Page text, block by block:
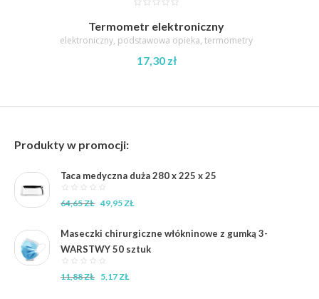
Termometr elektroniczny
elektroniczny, podstawowa opieka,termometry
17,30 zł
Produkty w promocji:
Taca medyczna duża 280 x 225 x 25
64,65ZŁ Pierwotna
wynosiła:
64,65 zł.
49,95ZŁAktualna
wynosi:
49,95 zł.
Maseczki chirurgiczne włókninowe z gumką 3-
WARSTWY 50 sztuk
11,88ZŁ Pierwotna
5,17ZŁAktualna